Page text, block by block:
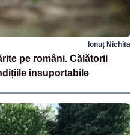
Ionuț Nichita
pe români. Călătorii
insuportabile